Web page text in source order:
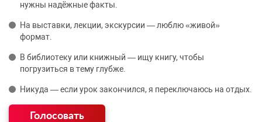
нужны надёжные факты.
На выставки, лекции, экскурсии — люблю «живой»
формат.
В библиотеку или книжный — ищу книгу, чтобы
погрузиться в тему глубже.
Никуда — если урок закончился, я переключаюсь на отдых.